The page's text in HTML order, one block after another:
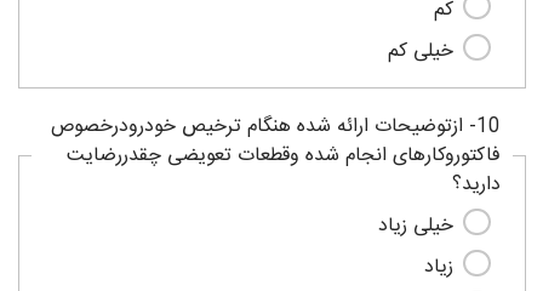
کم
خیلی کم
10- ازتوضیحات ارائه شده هنگام ترخیص خودرودرخصوص
فاکتوروکارهای انجام شده وقطعات تعویضی چقدررضایت
دارید؟
خیلی زیاد
زیاد